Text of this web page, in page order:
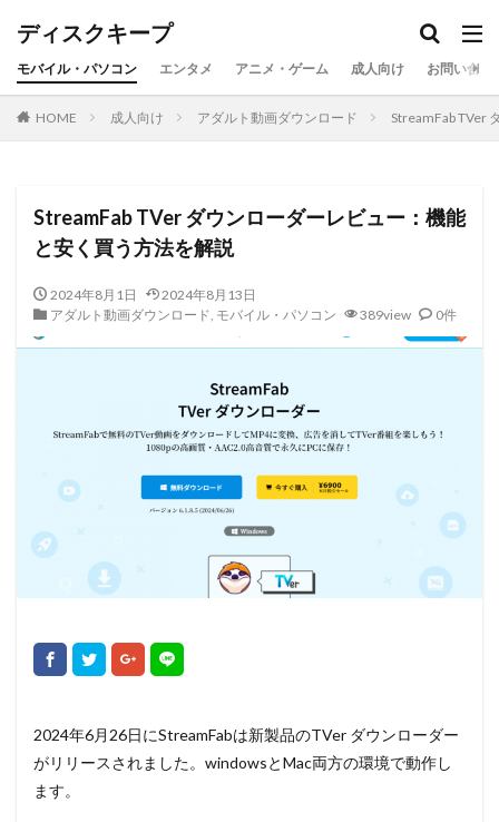
ディスクキープ
モバイル・パソコン エンタメ アニメ・ゲーム 成人向け お問い合わ
HOME 成人向け アダルト動画ダウンロード StreamFab TVer
StreamFab TVer ダウンローダーレビュー：機能
と安く買う方法を解説
2024年8月1日
2024年8月13日
アダルト動画ダウンロード, モバイル・パソコン 389view 0件
2024年6月26日にStreamFabは新製品のTVer ダウンローダー
がリリースされました。windowsとMac両方の環境で動作し
ます。